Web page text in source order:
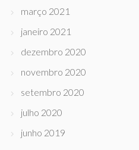
março 2021
janeiro 2021
dezembro 2020
novembro 2020
setembro 2020
julho 2020
junho 2019